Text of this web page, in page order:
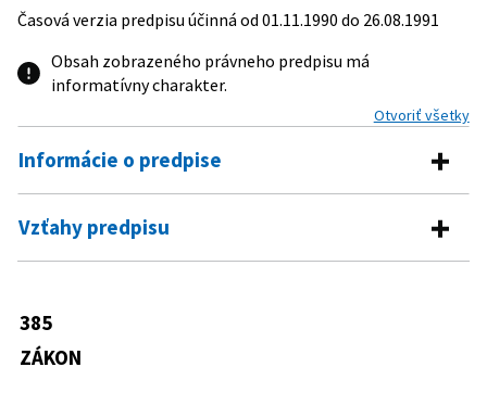
Časová verzia predpisu účinná od 01.11.1990 do 26.08.1991
Obsah zobrazeného právneho predpisu má
informatívny charakter.
Otvoriť všetky
Informácie o predpise
Číslo predpisu:
385/1990 Zb.
Slovenskej Federatívnej Republiky
Vzťahy predpisu
Predpis je menený
385
ZÁKON